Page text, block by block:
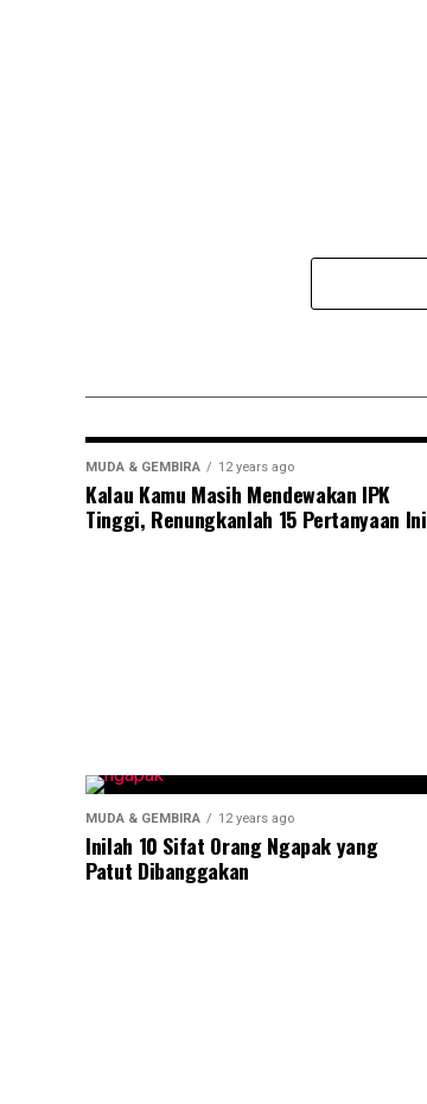
MUDA & GEMBIRA 12 years ago
Kalau Kamu Masih Mendewakan IPK
Tinggi, Renungkanlah 15 Pertanyaan Ini
MUDA & GEMBIRA 12 years ago
Inilah 10 Sifat Orang Ngapak yang
Patut Dibanggakan